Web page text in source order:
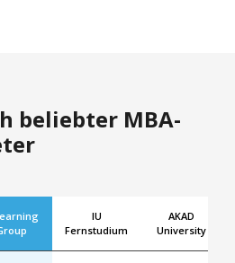
beliebter MBA-
IU
Fernstudium
AKAD
University